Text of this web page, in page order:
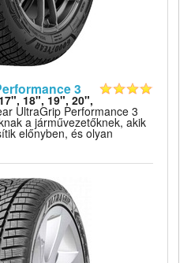
3
18", 19", 20",
UltraGrip Performance 3
a járművezetőknek, akik
előnyben, és olyan